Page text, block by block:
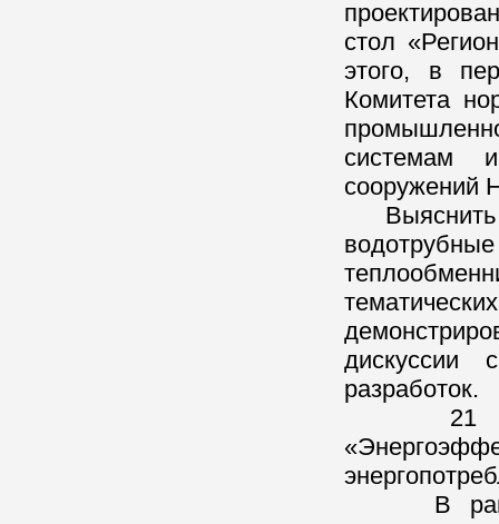
стол
этого, в
Комитета
системам
Выяснить
дискуссии
разработок.
21
В рамках